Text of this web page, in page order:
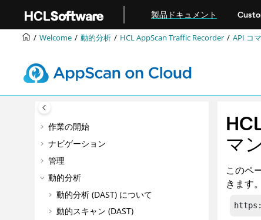
製品ドキュメント
Welcome 動的分析 HCL AppScan Traffic Recorder API コ
作業の開始
ナビゲーション
管理
動的分析
動的分析 (DAST) について
動的スキャン (DAST)
マ
このペ
きます。